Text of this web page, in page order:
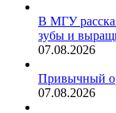
В МГУ
зубы и
07.08.2026
Привычный
07.08.2026